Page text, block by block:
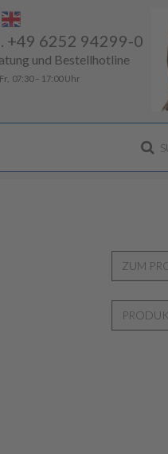
+49 6252 94299-0
und Bestellhotline
07:30 – 17:00 Uhr